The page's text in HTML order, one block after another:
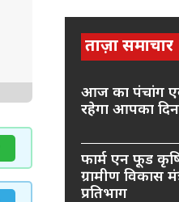
ताज़ा समाचार
आज का पंचांग
रहेगा आपका
फार्म एन फूड
ग्रामीण विकास
प्रतिभाग